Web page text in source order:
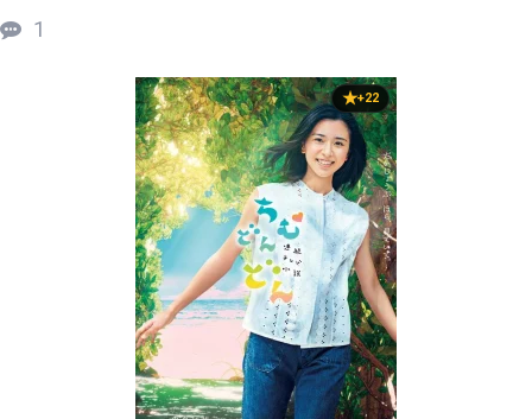
1
+22